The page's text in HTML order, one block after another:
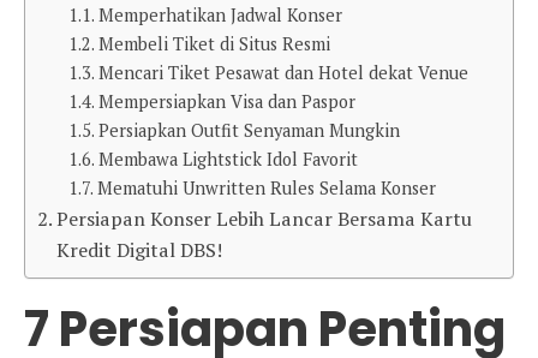
Memperhatikan Jadwal Konser
Membeli Tiket di Situs Resmi
Mencari Tiket Pesawat dan Hotel dekat Venue
Mempersiapkan Visa dan Paspor
Persiapkan Outfit Senyaman Mungkin
Membawa Lightstick Idol Favorit
Mematuhi Unwritten Rules Selama Konser
Persiapan Konser Lebih Lancar Bersama Kartu
Kredit Digital DBS!
7 Persiapan Penting